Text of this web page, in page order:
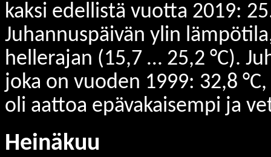
kaksi edellistä vuotta 2019:
Juhannuspäivän ylin
hellerajan (15,7 … 25,2 °C).
joka on vuoden 1999: 32,8
oli aattoa epävakaisempi ja
Heinäkuu